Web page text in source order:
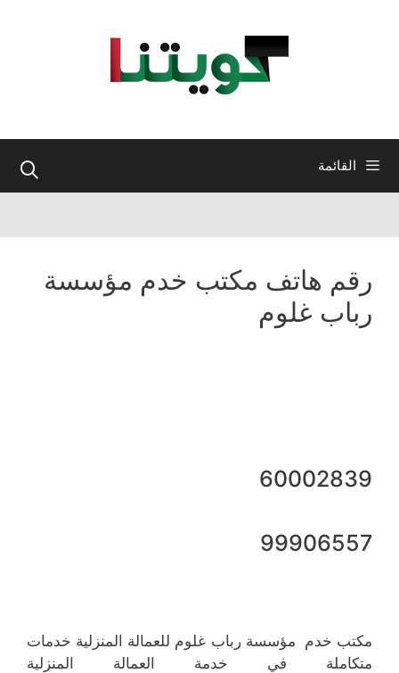
القائمة
رقم هاتف مكتب خدم مؤسسة
رباب غلوم
60002839
99906557
مكتب خدم مؤسسة رباب غلوم للعمالة المنزلية خدمات
متكاملة في خدمة العمالة المنزلية